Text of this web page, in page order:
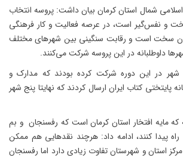
شمال استان کرمان بیان داشت: پروسه انتخاب
و نفس‌گیر است، در عرصه فعالیت و کار فرهنگی
سخت است و رقابت سنگینی بین شهرهای مختلف
داوطلبانه در این پروسه شرکت می‌کنند.
عنوان داشت: ۱۶۸ شهر در این دوره شرکت کرده بودند که مدارک و
پایتختی کتاب ایران ارسال کردند که نهایتا پنج شهر
که مایه افتخار استان کرمان است که رفسنجان و بم
راه پیدا کنند، ادامه داد: هرچند نقدهایی هم ممکن
استان و شهرستان تفاوت زیادی دارد اما رفسنجان